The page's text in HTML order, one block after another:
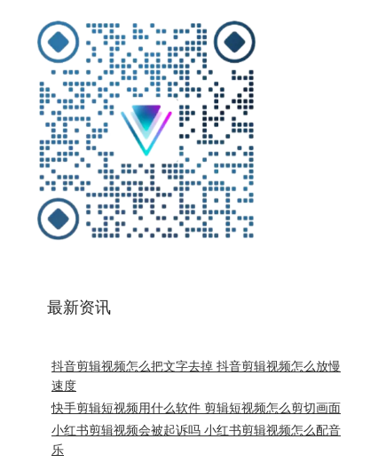
最新资讯
抖音剪辑视频怎么把文字去掉 抖音剪辑视频怎么放慢
速度
快手剪辑短视频用什么软件 剪辑短视频怎么剪切画面
小红书剪辑视频会被起诉吗 小红书剪辑视频怎么配音
乐